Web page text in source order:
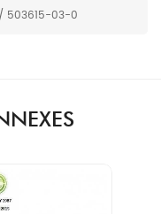
503615-03-0